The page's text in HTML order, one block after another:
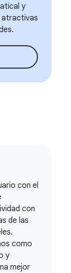
y
atractivas
con el
con
de las
como
y
mejor